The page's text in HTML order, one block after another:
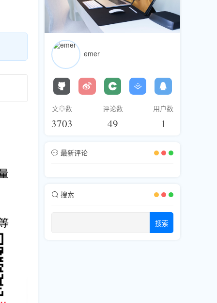
emer
文章数
3703
评论数
49
用户数
1
最新评论
搜索
搜索